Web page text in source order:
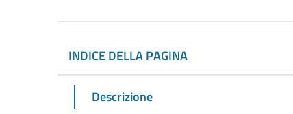
INDICE DELLA PAGINA
Descrizione